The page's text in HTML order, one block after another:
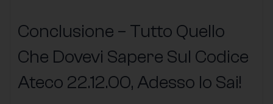
Conclusione – Tutto Quello
Che Dovevi Sapere Sul Codice
Ateco 22.12.00, Adesso lo Sai!